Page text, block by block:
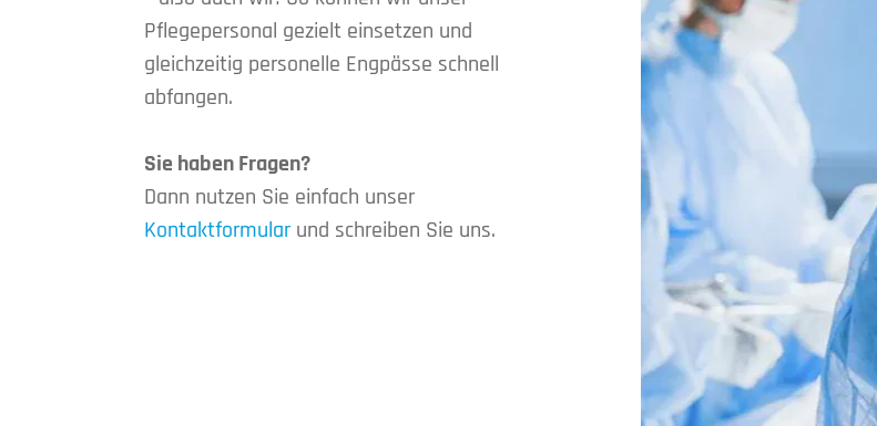
Pflegepersonal gezielt einsetzen und
gleichzeitig personelle Engpässe schnell
abfangen.
Sie haben Fragen?
Dann nutzen Sie einfach unser
Kontaktformularund schreiben Sie uns.